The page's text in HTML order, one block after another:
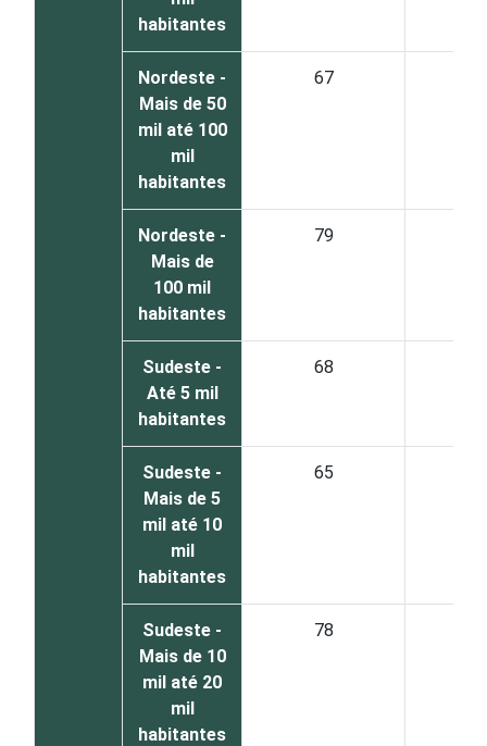
habitantes
Nordeste -
Mais de 50
mil até 100
mil
habitantes
67
Nordeste -
Mais de
100 mil
habitantes
79
Sudeste -
Até 5 mil
habitantes
68
Sudeste -
Mais de 5
mil até 10
mil
habitantes
65
Sudeste -
Mais de 10
mil até 20
mil
habitantes
78